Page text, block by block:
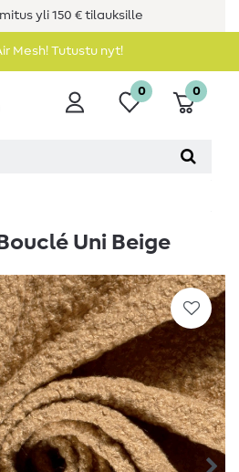
yli 150 € tilauksille
Mesh! Tutustu nyt!
0 0
Uni Beige